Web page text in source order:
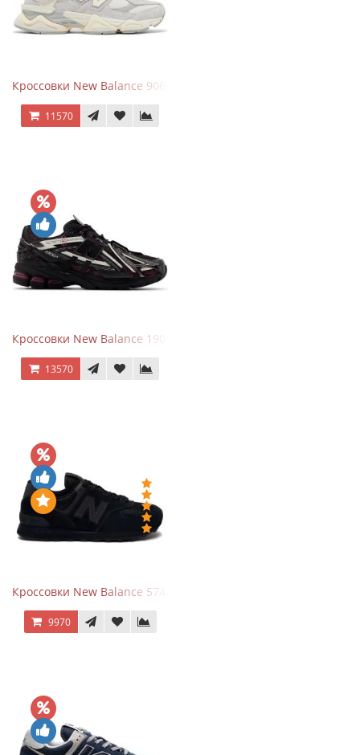
Кроссовки New Balance 9060 Quartz Grey
11570
Кроссовки New Balance 1906A Dragon Berry
13570
Кроссовки New Balance 574 All Black
9970